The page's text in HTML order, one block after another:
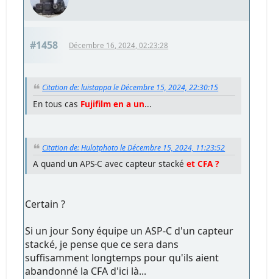
#1458 Décembre 16, 2024, 02:23:28
Citation de: luistappa le Décembre 15, 2024, 22:30:15
En tous cas Fujifilm en a un...
Citation de: Hulotphoto le Décembre 15, 2024, 11:23:52
A quand un APS-C avec capteur stackéet CFA ?
Certain ?
Si un jour Sony équipe un ASP-C d'un capteur
stacké, je pense que ce sera dans
suffisamment longtemps pour qu'ils aient
abandonné la CFA d'ici là...